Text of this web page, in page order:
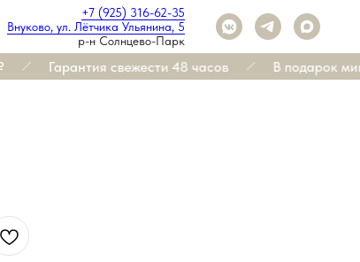
+7 (925) 316-62-35
Внуково, ул. Лётчика Ульянина, 5
р-н Солнцево-Парк
Гарантия свежести 48 часов В подарок